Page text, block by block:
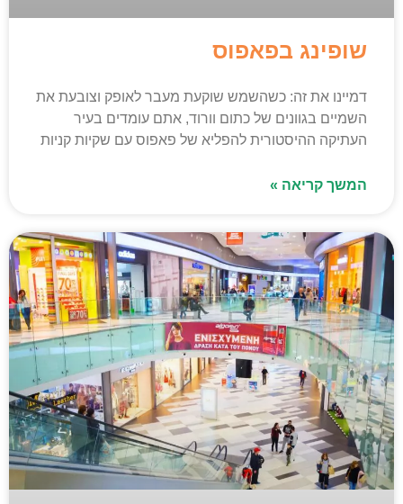
שופינג בפאפוס
דמיינו את זה: כשהשמש שוקעת מעבר לאופק וצובעת את
השמיים בגוונים של כתום וורוד, אתם עומדים בעיר
העתיקה ההיסטורית להפליא של פאפוס עם שקיות קניות
המשך קריאה »